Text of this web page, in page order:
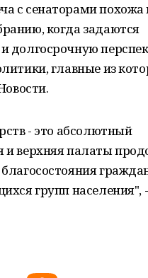
с сенаторами похожа
когда задаются
долгосрочную
главные из
- это абсолютный
и верхняя палаты
групп населения", -